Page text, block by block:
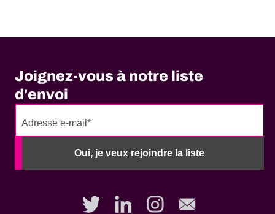
Joignez-vous à notre liste
d'envoi
Oui, je veux rejoindre la liste
No
fill